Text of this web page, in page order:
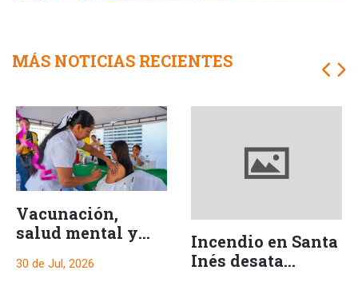
MÁS NOTICIAS RECIENTES
Vacunación,
salud mental y
marcan balance
30 de Jul, 2026
Incendio en Santa
Inés desata